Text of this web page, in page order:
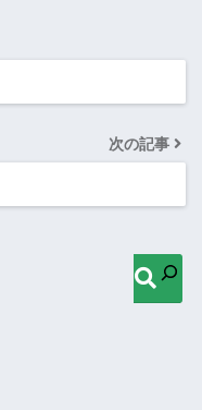
次の記事